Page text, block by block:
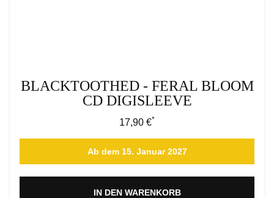
BLACKTOOTHED - FERAL BLOOM
CD DIGISLEEVE
Regulärer Preis:
17,90 €*
Ab dem 15. Januar 2027
IN DEN WARENKORB